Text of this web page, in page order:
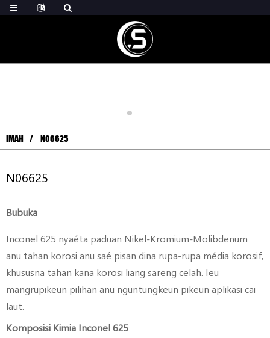
IMAH N06625
N06625
Bubuka
Inconel 625 nyaéta paduan Nikel-Kromium-Molibdenum
anu tahan korosi anu saé pisan dina rupa-rupa média korosif,
khususna tahan kana korosi liang sareng celah. Ieu
mangrupikeun pilihan anu nguntungkeun pikeun aplikasi cai
laut.
Komposisi Kimia Inconel 625